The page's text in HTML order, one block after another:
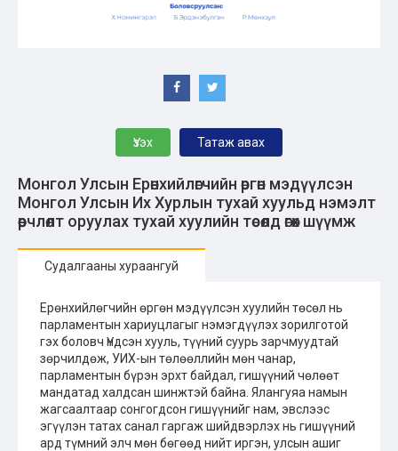
Үзэх Татаж авах
Монгол Улсын Ерөнхийлөгчийн өргөн мэдүүлсэн
Монгол Улсын Их Хурлын тухай хуульд нэмэлт
өөрчлөлт оруулах тухай хуулийн төсөлд өгөх шүүмж
Судалгааны хураангуй
Ерөнхийлөгчийн өргөн мэдүүлсэн хуулийн төсөл нь
парламентын хариуцлагыг нэмэгдүүлэх зорилготой
гэх боловч Үндсэн хууль, түүний суурь зарчмуудтай
зөрчилдөж, УИХ-ын төлөөллийн мөн чанар,
парламентын бүрэн эрхт байдал, гишүүний чөлөөт
мандатад халдсан шинжтэй байна. Ялангуяа намын
жагсаалтаар сонгогдсон гишүүнийг нам, эвслээс
эгүүлэн татах санал гаргаж шийдвэрлэх нь гишүүний
ард түмний элч мөн бөгөөд нийт иргэн, улсын ашиг